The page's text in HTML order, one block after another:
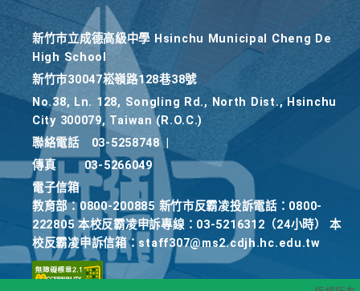
新竹巿立成德高級中學 Hsinchu Municipal Cheng De
High School
新竹巿30047崧嶺路128巷38號
No.38, Ln. 128, Songling Rd., North Dist., Hsinchu
City 300079, Taiwan (R.O.C.)
聯絡電話
03-5258748
傳真
03-5266049
電子信箱
教育部：0800-200885 新竹市反霸凌投訴電話：0800-
222805 本校反霸凌申訴專線：03-5216312（24小時） 本
校反霸凌申訴信箱：staff307@ms2.cdjh.hc.edu.tw